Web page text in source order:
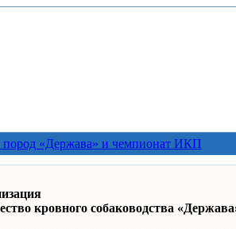
пород «Держава» и чемпионат ИКП
кровного собаководства